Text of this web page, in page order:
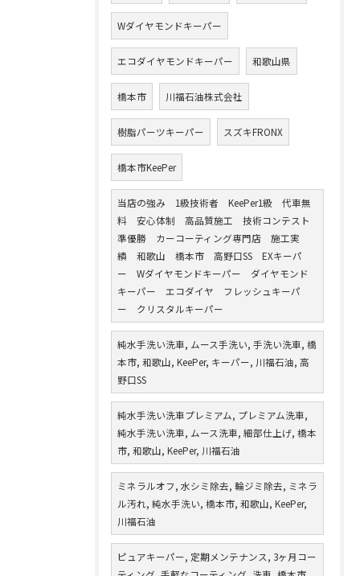
Wダイヤモンドキーパー
エコダイヤモンドキーパー 和歌山県
橋本市 川福石油株式会社
樹脂パーツキーパー スズキFRONX
橋本市KeePer
当店の強み 1級技術者 KeePer1級 代車無
料 安心体制 高品質施工 技術コンテスト
準優勝 カーコーティング専門店 施工実
績 和歌山 橋本市 高野口SS EXキーパ
ー Wダイヤモンドキーパー ダイヤモンド
キーパー エコダイヤ フレッシュキーパ
ー クリスタルキーパー
純水手洗い洗車, ムース手洗い, 手洗い洗車, 橋
本市, 和歌山, KeePer, キーパー, 川福石油, 高
野口SS
純水手洗い洗車プレミアム, プレミアム洗車,
純水手洗い洗車, ムース洗車, 細部仕上げ, 橋本
市, 和歌山, KeePer, 川福石油
ミネラルオフ, 水シミ除去, 輪ジミ除去, ミネラ
ル汚れ, 純水手洗い, 橋本市, 和歌山, KeePer,
川福石油
ピュアキーパー, 定期メンテナンス, 3ヶ月コー